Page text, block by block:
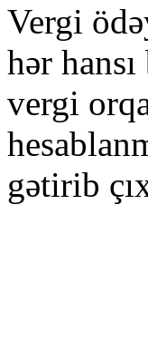
Vergi
hər
vergi
gətirib